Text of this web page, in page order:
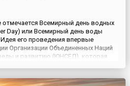
отмечается Всемирный день водных
Day) или Всемирный день воды
его проведения впервые
Организации Объединенных Наций
и развитию (ЮНСЕД), которая